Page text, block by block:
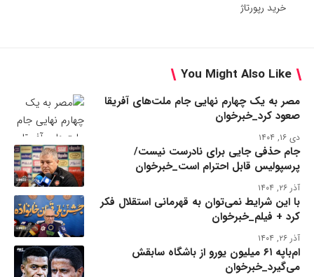
خرید رپورتاژ
You Might Also Like
مصر به یک چهارم نهایی جام ملت‌های آفریقا
صعود کرد_خبرخوان
دی ۱۶, ۱۴۰۴
جام حذفی جایی برای نادرست نیست/
پرسپولیس قابل احترام است_خبرخوان
آذر ۲۶, ۱۴۰۴
با این شرایط نمی‌توان به قهرمانی استقلال فکر
کرد + فیلم_خبرخوان
آذر ۲۶, ۱۴۰۴
ام‌باپه ۶۱ میلیون یورو از باشگاه سابقش
می‌گیرد_خبرخوان